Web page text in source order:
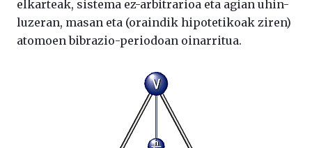
elkarteak, sistema ez-arbitrarioa eta agian uhin-
luzeran, masan eta (oraindik hipotetikoak ziren)
atomoen bibrazio-periodoan oinarritua.